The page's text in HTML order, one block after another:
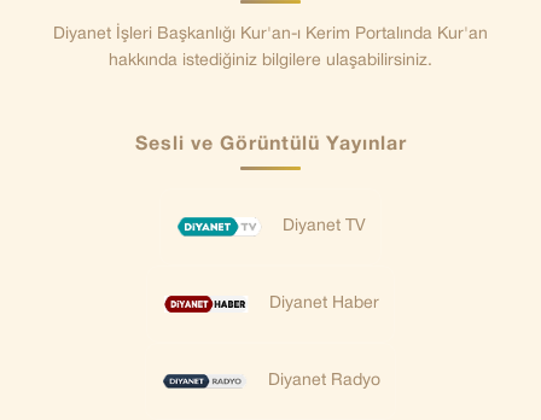
Diyanet İşleri Başkanlığı Kur'an-ı Kerim Portalında Kur'an
hakkında istediğiniz bilgilere ulaşabilirsiniz.
Sesli ve Görüntülü Yayınlar
Diyanet TV
Diyanet Haber
Diyanet Radyo